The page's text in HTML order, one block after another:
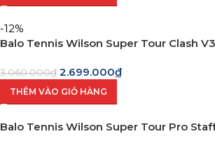
-12%
Balo Tennis Wilson Super Tour Clash
3.060.000₫ 2.699.000₫
THÊM VÀO GIỎ HÀNG
Balo Tennis Wilson Super Tour Pro